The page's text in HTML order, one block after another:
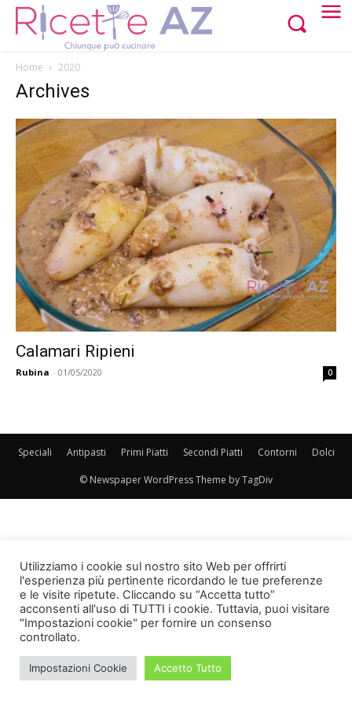
Home 2020
Archives
Calamari Ripieni
Rubina - 01/05/2020 0
Speciali Antipasti Primi Piatti Secondi Piatti Contorni Dolci
© Newspaper WordPress Theme by TagDiv
Utilizziamo i cookie sul nostro sito Web per offrirti
l'esperienza più pertinente ricordando le tue preferenze
e le visite ripetute. Cliccando su “Accetta tutto”
acconsenti all'uso di TUTTI i cookie. Tuttavia, puoi visitare
"Impostazioni cookie" per fornire un consenso
controllato.
Impostazioni Cookie Accetto Tutto